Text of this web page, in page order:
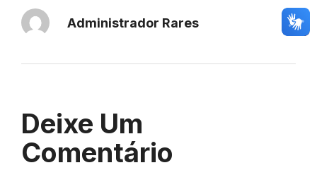
Administrador Rares
Deixe Um
Comentário